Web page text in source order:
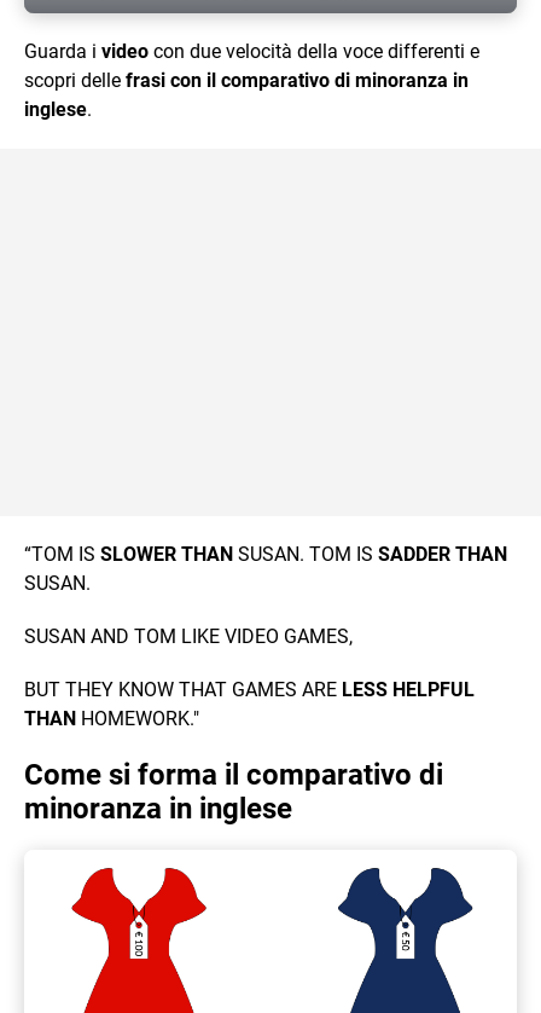
Guarda i video con due velocità della voce differenti e
scopri delle frasi con il comparativo di minoranza in
inglese.
“TOM IS SLOWER THAN SUSAN. TOM IS SADDER THAN
SUSAN.
SUSAN AND TOM LIKE VIDEO GAMES,
BUT THEY KNOW THAT GAMES ARE LESS HELPFUL
THAN HOMEWORK."
Come si forma il comparativo di
minoranza in inglese